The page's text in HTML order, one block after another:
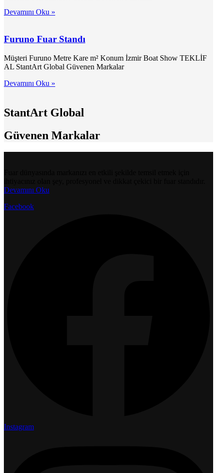
Devamını Oku »
Furuno Fuar Standı
Müşteri Furuno Metre Kare m² Konum İzmir Boat Show TEKLİF
AL StantArt Global Güvenen Markalar
Devamını Oku »
StantArt Global
Güvenen Markalar
Devamını Oku
Facebook
Instagram